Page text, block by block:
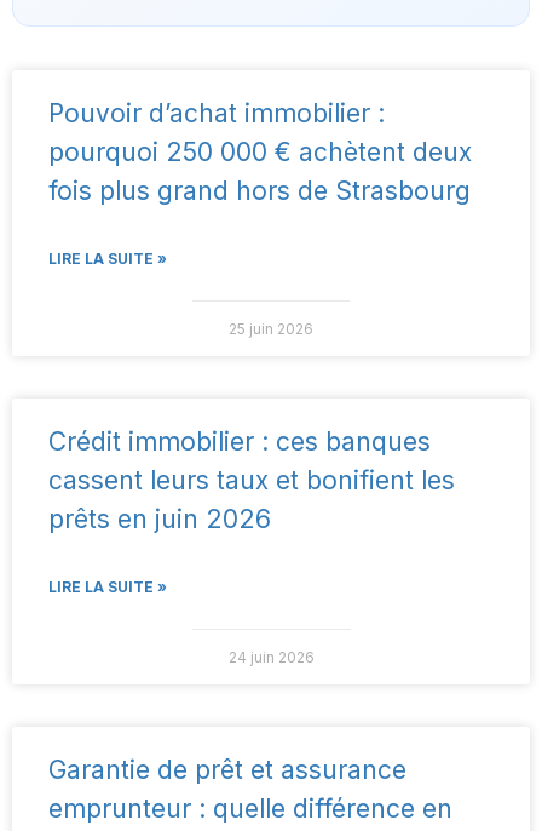
Pouvoir d’achat immobilier :
pourquoi 250 000 € achètent deux
fois plus grand hors de Strasbourg
LIRE LA SUITE »
25 juin 2026
Crédit immobilier : ces banques
cassent leurs taux et bonifient les
prêts en juin 2026
LIRE LA SUITE »
24 juin 2026
Garantie de prêt et assurance
emprunteur : quelle différence en